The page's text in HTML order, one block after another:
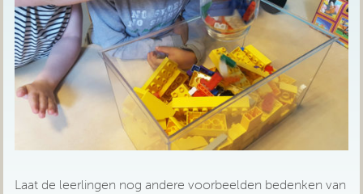
Laat de leerlingen nog andere voorbeelden bedenken van